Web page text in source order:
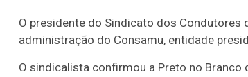
O presidente do Sindicato dos Condutores
administração do Consamu, entidade
O sindicalista confirmou a Preto no Branco